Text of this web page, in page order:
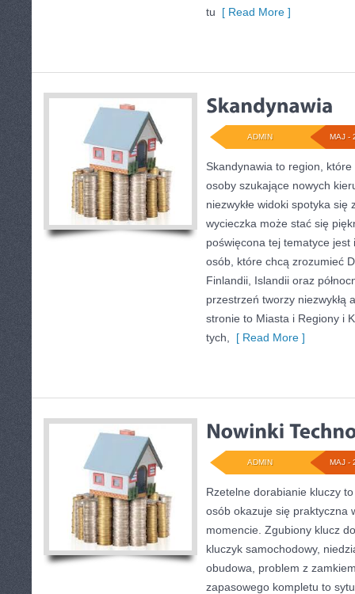
tu [ Read More ]
MAJ -
ADMIN
Skandynawia to region,
osoby szukające nowych
niezwykłe widoki spotyka
wycieczka może stać się
poświęcona tej tematyce
osób, które chcą zrozumieć
Finlandii, Islandii oraz
przestrzeń tworzy niezwykłą
stronie to Miasta i Regiony i
tych,
[ Read More ]
MAJ -
ADMIN
Rzetelne dorabianie kluczy
osób okazuje się praktyczna
momencie. Zgubiony klucz
kluczyk samochodowy,
obudowa, problem z
zapasowego kompletu to